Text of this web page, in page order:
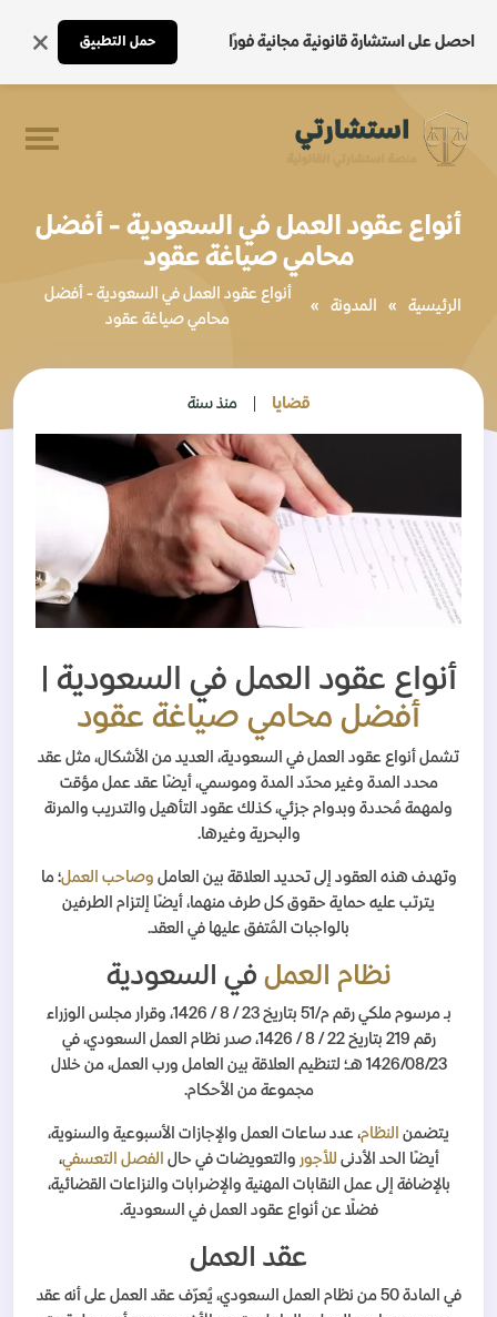
احصل على استشارة قانونية مجانية فورًا حمل التطبيق
أنواع عقود العمل في السعودية - أفضل
محامي صياغة عقود
الرئيسية » المدونة »
أنواع عقود العمل في السعودية - أفضل
محامي صياغة عقود
قضايا منذ سنة
أنواع عقود العمل في السعودية |
أفضل محامي صياغة عقود
تشمل أنواع عقود العمل في السعودية، العديد من الأشكال، مثل عقد
محدد المدة وغير محدّد المدة وموسمي، أيضًا عقد عمل مؤقت
ولمهمة مُحددة وبدوام جزئي، كذلك عقود التأهيل والتدريب والمرنة
والبحرية وغيرها.
وتهدف هذه العقود إلى تحديد العلاقة بين العامل وصاحب العمل؛ ما
يترتب عليه حماية حقوق كل طرف منهما، أيضًا إلتزام الطرفين
بالواجبات المُتفق عليها في العقد.
نظام العمل في السعودية
بـ مرسوم ملكي رقم م/51 بتاريخ 23 / 8 / 1426، وقرار مجلس الوزراء
رقم 219 بتاريخ 22 / 8 / 1426، صدر نظام العمل السعودي، في
1426/08/23 هـ؛ لتنظيم العلاقة بين العامل ورب العمل، من خلال
مجموعة من الأحكام.
يتضمن النظام، عدد ساعات العمل والإجازات الأسبوعية والسنوية،
أيضًا الحد الأدنى للأجور والتعويضات في حال الفصل التعسفي،
بالإضافة إلى عمل النقابات المهنية والإضرابات والنزاعات القضائية،
فضلًا عن أنواع عقود العمل في السعودية.
عقد العمل
في المادة 50 من نظام العمل السعودي، يُعرّف عقد العمل على أنه عقد